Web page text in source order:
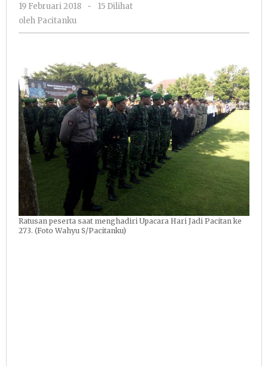
19 Februari 2018
oleh
-
15 Dilihat
oleh Pacitanku
Ratusan peserta saat menghadiri Upacara Hari Jadi Pacitan ke
273. (Foto Wahyu S/Pacitanku)